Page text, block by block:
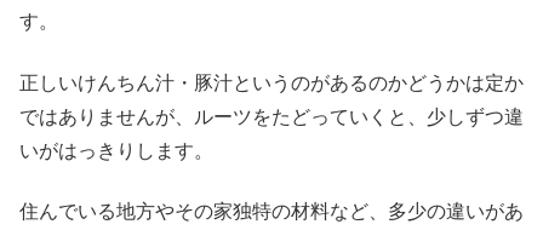
す。
正しいけんちん汁・豚汁というのがあるのかどうかは定か
ではありませんが、ルーツをたどっていくと、少しずつ違
いがはっきりします。
住んでいる地方やその家独特の材料など、多少の違いがあ